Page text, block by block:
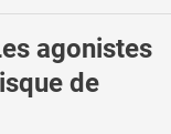
agonistes
de